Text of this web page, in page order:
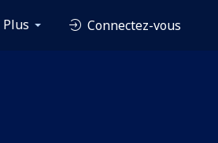
Plus Connectez-vous